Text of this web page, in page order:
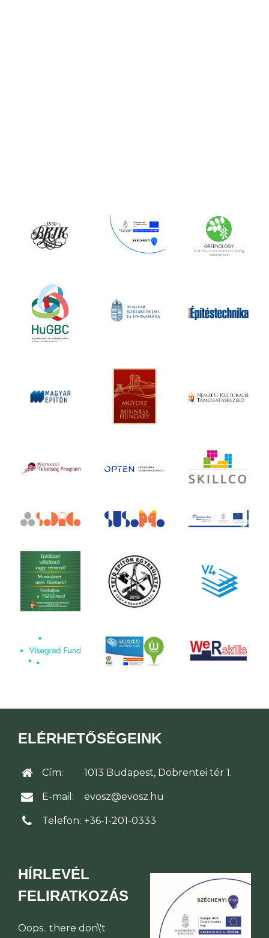
ELÉRHETŐSÉGEINK
Cím: 1013 Budapest, Döbrentei tér 1.
E-mail: evosz@evosz.hu
Telefon: +36-1-201-0333
HÍRLEVÉL
FELIRATKOZÁS
Oops.. there don\'t